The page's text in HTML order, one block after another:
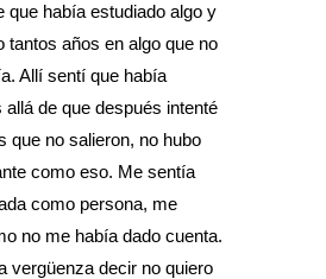
que había estudiado algo y
tantos años en algo que no
Allí sentí que había
de que después intenté
que no salieron, no hubo
como eso. Me sentía
como persona, me
no me había dado cuenta.
vergüenza decir no quiero